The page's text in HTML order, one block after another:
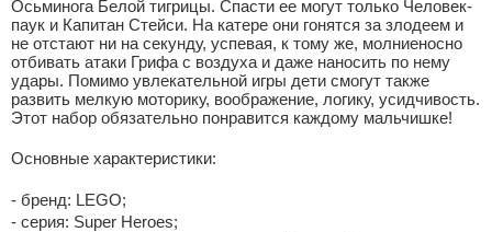
Осьминога Белой тигрицы. Спасти ее могут только Человек-
паук и Капитан Стейси. На катере они гонятся за злодеем и
не отстают ни на секунду, успевая, к тому же, молниеносно
отбивать атаки Грифа с воздуха и даже наносить по нему
удары. Помимо увлекательной игры дети смогут также
развить мелкую моторику, воображение, логику, усидчивость.
Этот набор обязательно понравится каждому мальчишке!
Основные характеристики:
- бренд: LEGO;
- серия: Super Heroes;